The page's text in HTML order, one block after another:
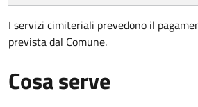
I servizi cimiteriali prevedono il
prevista dal Comune.
Cosa serve